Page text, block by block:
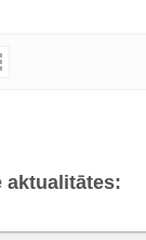
aktualitātes: